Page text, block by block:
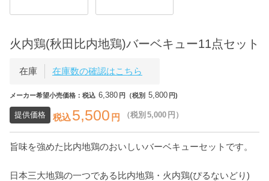
火内鶏(秋田比内地鶏)バーベキュー11点セット
在庫 在庫数の確認はこちら
メーカー希望小売価格：税込 6,380 円（税別 5,800 円)
提供価格 税込5,500 円 （税別 5,000 円）
旨味を強めた比内地鶏のおいしいバーベキューセットです。
日本三大地鶏の一つである比内地鶏・火内鶏(ぴるないどり)